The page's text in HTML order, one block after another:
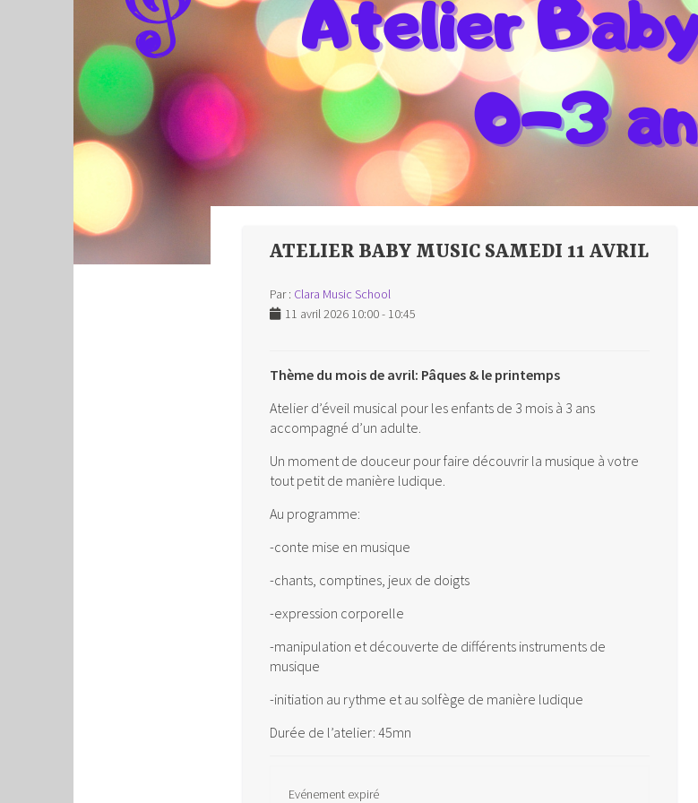
ATELIER BABY MUSIC SAMEDI 11 AVRIL
Par : Clara Music School
11 avril 2026 10:00 - 10:45
Thème du mois de avril: Pâques & le printemps
Atelier d’éveil musical pour les enfants de 3 mois à 3 ans
accompagné d’un adulte.
Un moment de douceur pour faire découvrir la musique à votre
tout petit de manière ludique.
Au programme:
-conte mise en musique
-chants, comptines, jeux de doigts
-expression corporelle
-manipulation et découverte de différents instruments de
musique
-initiation au rythme et au solfège de manière ludique
Durée de l’atelier: 45mn
Evénement expiré